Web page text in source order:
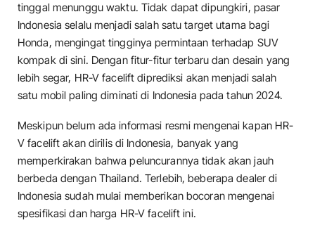
tinggal menunggu waktu. Tidak dapat dipungkiri, pasar
Indonesia selalu menjadi salah satu target utama bagi
Honda, mengingat tingginya permintaan terhadap SUV
kompak di sini. Dengan fitur-fitur terbaru dan desain yang
lebih segar, HR-V facelift diprediksi akan menjadi salah
satu mobil paling diminati di Indonesia pada tahun 2024.
Meskipun belum ada informasi resmi mengenai kapan HR-
V facelift akan dirilis di Indonesia, banyak yang
memperkirakan bahwa peluncurannya tidak akan jauh
berbeda dengan Thailand. Terlebih, beberapa dealer di
Indonesia sudah mulai memberikan bocoran mengenai
spesifikasi dan harga HR-V facelift ini.